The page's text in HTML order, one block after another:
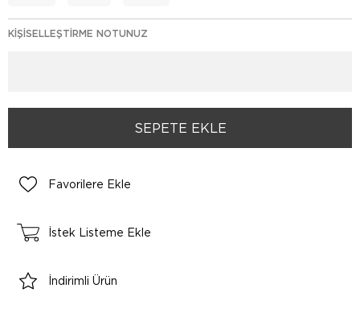
KIŞISELLEŞTIRME NOTUNUZ
Favorilere Ekle
İstek Listeme Ekle
İndirimli Ürün